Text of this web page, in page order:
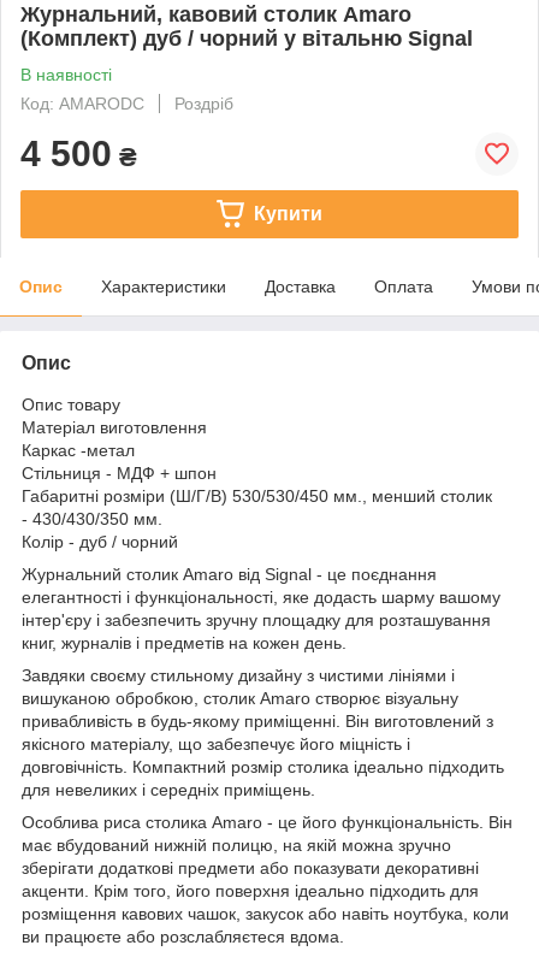
Журнальний, кавовий столик Amaro
(Комплект) дуб / чорний у вітальню Signal
В наявності
Код: AMARODC
Роздріб
4 500 ₴
Купити
Опис Характеристики Доставка Оплата Умови
Опис
Опис товару
Матеріал виготовлення
Каркас -метал
Стільниця - МДФ + шпон
Габаритні розміри (Ш/Г/В) 530/530/450 мм., менший столик
- 430/430/350 мм.
Колір - дуб / чорний
Журнальний столик Amaro від Signal - це поєднання
елегантності і функціональності, яке додасть шарму вашому
інтер'єру і забезпечить зручну площадку для розташування
книг, журналів і предметів на кожен день.
Завдяки своєму стильному дизайну з чистими лініями і
вишуканою обробкою, столик Amaro створює візуальну
привабливість в будь-якому приміщенні. Він виготовлений з
якісного матеріалу, що забезпечує його міцність і
довговічність. Компактний розмір столика ідеально підходить
для невеликих і середніх приміщень.
Особлива риса столика Amaro - це його функціональність. Він
має вбудований нижній полицю, на якій можна зручно
зберігати додаткові предмети або показувати декоративні
акценти. Крім того, його поверхня ідеально підходить для
розміщення кавових чашок, закусок або навіть ноутбука, коли
ви працюєте або розслабляєтеся вдома.